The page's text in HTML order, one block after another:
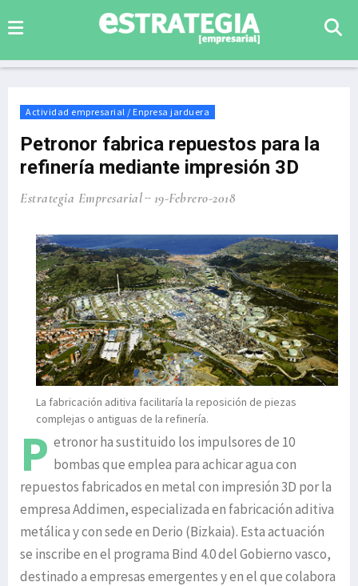
Actividad empresarial / Enpresa jarduera
Petronor fabrica repuestos para la
refinería mediante impresión 3D
Estrategia Empresarial 19-Febrero-2018
La fabricación aditiva facilitaría la reposición de piezas
complejas o antiguas de la refinería.
P etronor ha sustituido los impulsores de 10
bombas que emplea para achicar agua con
repuestos fabricados en metal con impresión 3D por la
empresa Addimen, especializada en fabricación aditiva
metálica y con sede en Derio (Bizkaia). Esta actuación
se inscribe en el programa Bind 4.0 del Gobierno vasco,
destinado a empresas emergentes y en el que colabora